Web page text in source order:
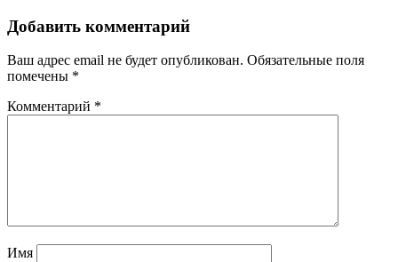
Добавить комментарий
Ваш адрес email не будет опубликован. Обязательные поля
помечены *
Комментарий *
Имя